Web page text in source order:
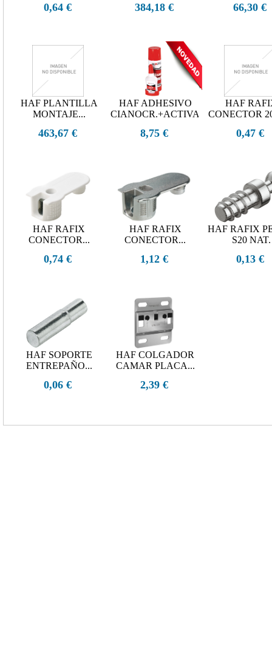
0,64 € 384,18 € 66,30 €
HAF PLANTILLA
MONTAJE...
463,67 €
HAF ADHESIVO
CIANOCR.+ACTIVADOR...
8,75 €
HAF
CONECTOR
0,47 €
HAF RAFIX
CONECTOR...
0,74 €
HAF RAFIX
CONECTOR...
1,12 €
HAF RAFIX
S20 NAT.
0,13 €
HAF SOPORTE
ENTREPAÑO...
0,06 €
HAF COLGADOR
CAMAR PLACA...
2,39 €